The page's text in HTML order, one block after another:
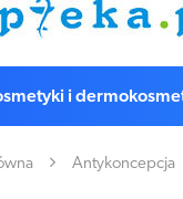
i
Antykoncepcja